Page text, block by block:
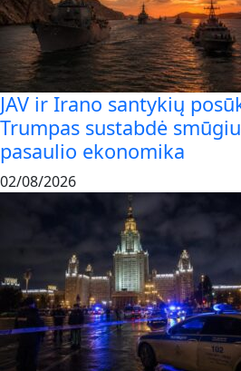
JAV ir Irano santykių
Trumpas sustabdė
pasaulio ekonomika
02/08/2026